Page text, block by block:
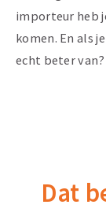
importeur heb
komen. En als
echt beter van?
Dat